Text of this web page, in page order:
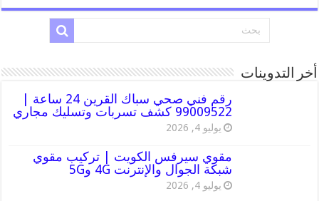
أخر التدوينات
رقم فني صحي سباك القرين 24 ساعة |
99009522 كشف تسربات وتسليك مجاري
يوليو 4, 2026
مقوي سيرفس الكويت | تركيب مقوي
شبكة الجوال والإنترنت 4G و5G
يوليو 4, 2026